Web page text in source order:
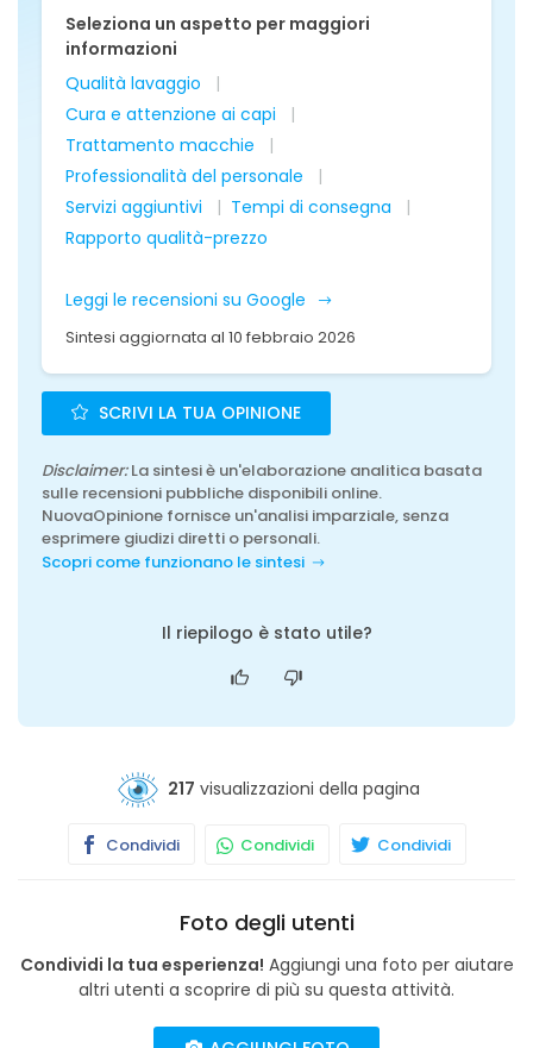
Seleziona un aspetto per maggiori
informazioni
Qualità lavaggio
Cura e attenzione ai capi
Trattamento macchie
Professionalità del personale
Servizi aggiuntivi
Tempi di consegna
Rapporto qualità-prezzo
Leggi le recensioni su Google
Sintesi aggiornata al 10 febbraio 2026
SCRIVI LA TUA OPINIONE
Disclaimer:La sintesi è un'elaborazione analitica basata
sulle recensioni pubbliche disponibili online.
NuovaOpinione fornisce un'analisi imparziale, senza
esprimere giudizi diretti o personali.
Scopri come funzionano le sintesi
Il riepilogo è stato utile?
217 visualizzazioni della pagina
Condividi Condividi Condividi
Foto degli utenti
Condividi la tua esperienza! Aggiungi una foto per aiutare
altri utenti a scoprire di più su questa attività.